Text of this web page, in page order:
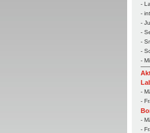
-
-
-
-
-
-
-
-
-
-
-